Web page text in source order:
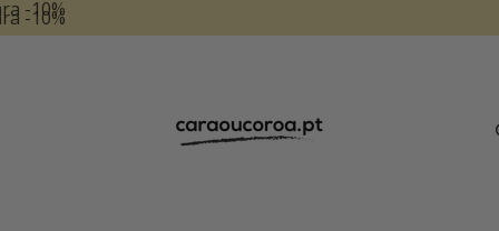
-10%
-10%